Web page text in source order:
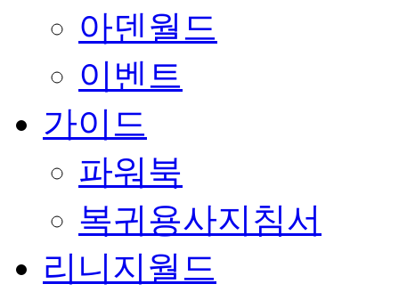
아덴월드
이벤트
가이드
파워북
복귀용사지침서
리니지월드